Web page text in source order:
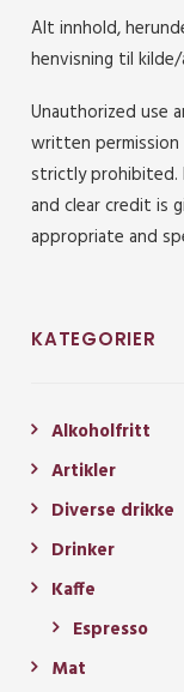
Alt innhold,
henvisning til
Unauthorized use
written
strictly prohibited.
and clear credit is
appropriate and
KATEGORIER
Alkoholfritt
Artikler
Diverse drikke
Drinker
Kaffe
Espresso
Mat